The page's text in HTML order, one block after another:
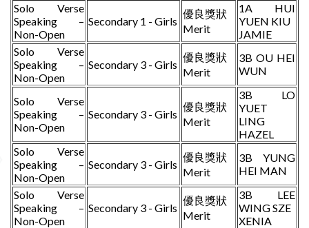
Solo Verse
Speaking –
Non-Open
Secondary 1 - Girls
優良獎狀
Merit
1A HUI
YUEN KIU
JAMIE
Solo Verse
Speaking –
Non-Open
Secondary 3 - Girls
優良獎狀
Merit
3B OU HEI
WUN
Solo Verse
Speaking –
Non-Open
Secondary 3 - Girls
優良獎狀
Merit
3B LO
YUET
LING
HAZEL
Solo Verse
Speaking –
Non-Open
Secondary 3 - Girls
優良獎狀
Merit
3B YUNG
HEI MAN
Solo Verse
Speaking –
Non-Open
Secondary 3 - Girls
優良獎狀
Merit
3B LEE
WING SZE
XENIA